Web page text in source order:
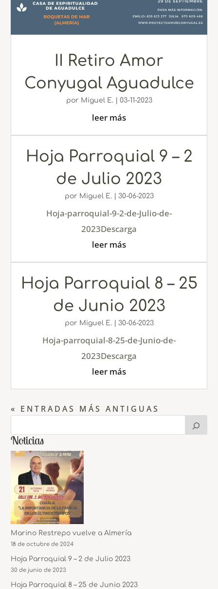
II Retiro Amor
Conyugal Aguadulce
por Miguel E. | 03-11-2023
leer más
Hoja Parroquial 9 – 2
de Julio 2023
por Miguel E. | 30-06-2023
Hoja-parroquial-9-2-de-Julio-de-
2023Descarga
leer más
Hoja Parroquial 8 – 25
de Junio 2023
por Miguel E. | 30-06-2023
Hoja-parroquial-8-25-de-Junio-de-
2023Descarga
leer más
« ENTRADAS MÁS ANTIGUAS
Noticias
Marino Restrepo vuelve a Almería
18 de octubre de 2024
Hoja Parroquial 9 – 2 de Julio 2023
30 de junio de 2023
Hoja Parroquial 8 – 25 de Junio 2023